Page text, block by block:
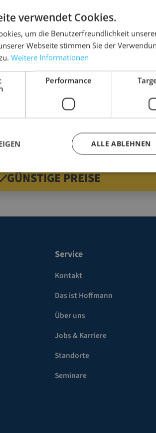
und polstern.
oder Kunststoffteile
GÜNSTIGE PREISE
Service
Kontakt
Das ist Hoffmann
Über uns
Jobs & Karriere
Standorte
Seminare
verwendet Cookies.
um die Benutzerfreundlichkeit
Webseite stimmen Sie der
Weitere Informationen
Performance
ALLE ABLEHNEN